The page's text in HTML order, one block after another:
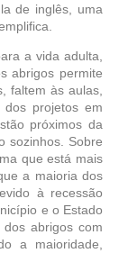
de inglês, uma
a vida adulta,
abrigos permite
faltem às aulas,
dos projetos em
próximos da
sozinhos. Sobre
que está mais
a maioria dos
à recessão
e o Estado
abrigos com
a maioridade,